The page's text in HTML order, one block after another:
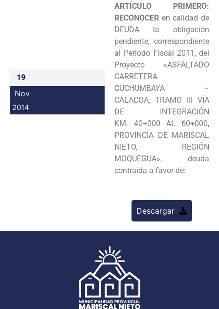
Programas
Intranet
19
Nov
2014
ARTÍCULO PRIMERO:
RECONOCER en calidad de
DEUDA la obligación
pendiente, correspondiente
al Periodo Fiscal 2011, del
Proyecto «ASFALTADO
CARRETERA
CUCHUMBAYA –
CALACOA, TRAMO III VÍA
DE INTEGRACiÓN
KM. 40+000 AL 60+000,
PROVINCIA DE MARISCAL
NIETO, REGIÓN
MOQUEGUA», deuda
contraida a favor de:
Descargar